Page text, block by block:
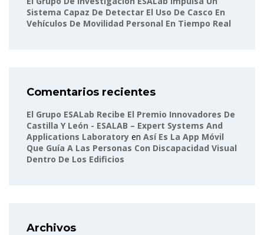
Sistema Capaz De Detectar El Uso De Casco En
Vehículos De Movilidad Personal En Tiempo Real
Comentarios recientes
El Grupo ESALab Recibe El Premio Innovadores De
Castilla Y León - ESALAB – Expert Systems And
Applications Laboratory en Así Es La App Móvil
Que Guía A Las Personas Con Discapacidad Visual
Dentro De Los Edificios
Archivos